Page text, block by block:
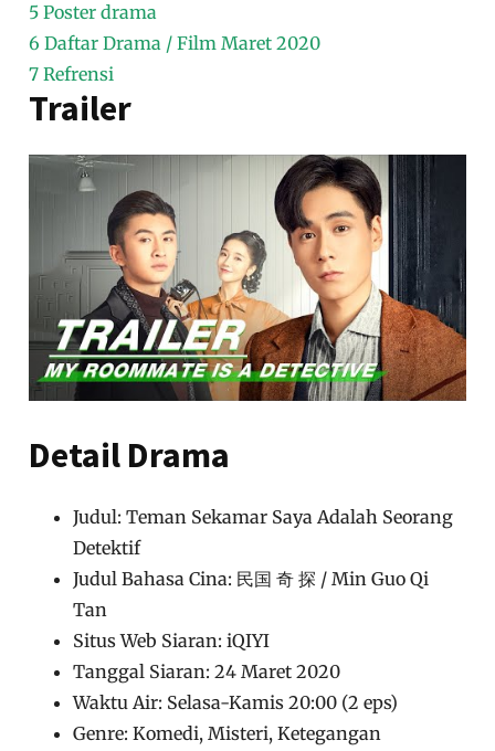
5 Poster drama
6 Daftar Drama / Film Maret 2020
7 Refrensi
Trailer
Detail Drama
Judul: Teman Sekamar Saya Adalah Seorang
Detektif
Judul Bahasa Cina: 民国 奇 探 / Min Guo Qi
Tan
Situs Web Siaran: iQIYI
Tanggal Siaran: 24 Maret 2020
Waktu Air: Selasa-Kamis 20:00 (2 eps)
Genre: Komedi, Misteri, Ketegangan